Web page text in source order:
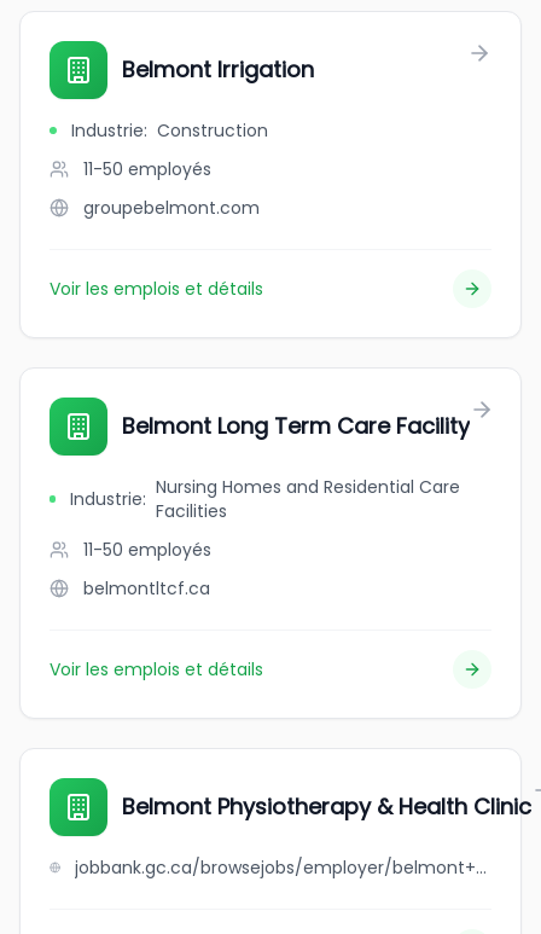
Belmont Irrigation
Industrie: Construction
11-50 employés
groupebelmont.com
Voir les emplois et détails
Belmont Long Term Care Facility
Industrie: Nursing Homes and Residential Care
Facilities
11-50 employés
belmontltcf.ca
Voir les emplois et détails
Belmont Physiotherapy & Health Clinic
jobbank.gc.ca/browsejobs/employer/belmont+physiotherapy+%26+health+clinic/ca